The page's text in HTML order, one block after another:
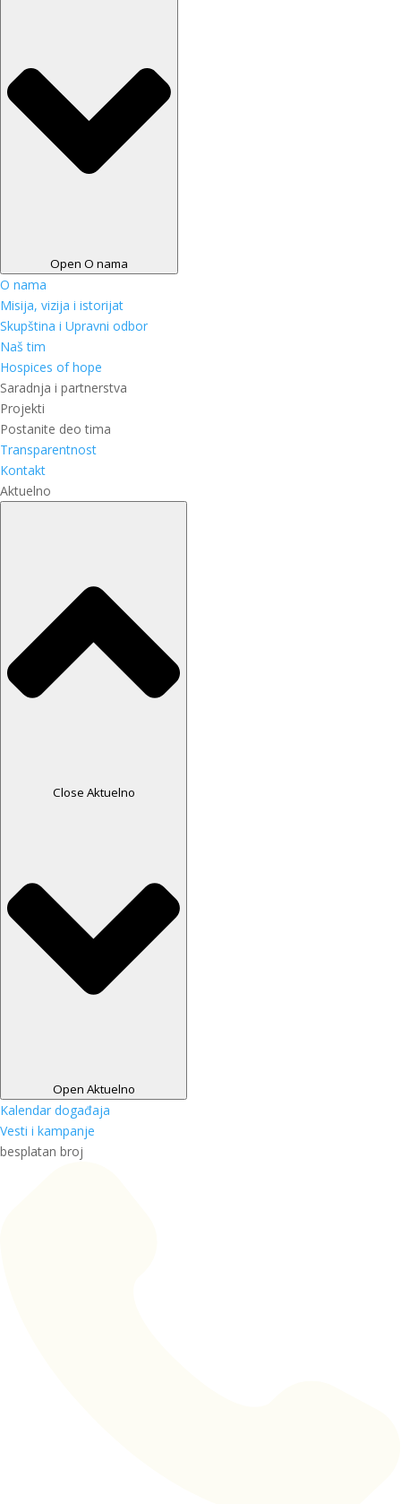
Open O nama
O nama
Misija, vizija i istorijat
Skupština i Upravni odbor
Naš tim
Hospices of hope
Saradnja i partnerstva
Projekti
Postanite deo tima
Transparentnost
Kontakt
Aktuelno
Close Aktuelno
Open Aktuelno
Kalendar događaja
Vesti i kampanje
besplatan broj